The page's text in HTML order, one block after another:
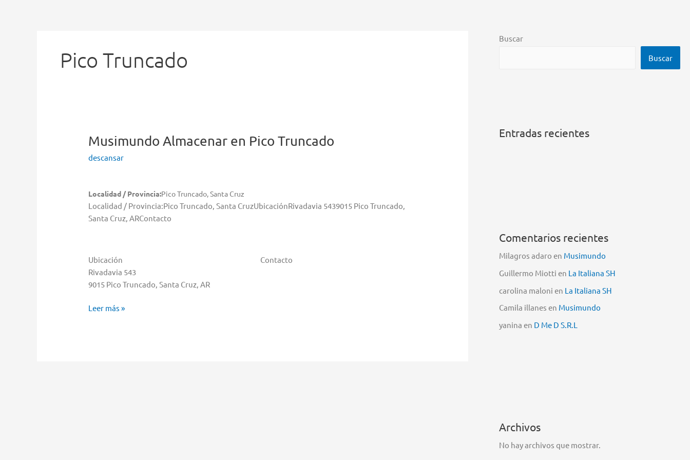
Pico Truncado
MusimundoAlmacenar en Pico Truncado
descansar
Localidad / Provincia:Pico Truncado, Santa Cruz
Localidad / Provincia:Pico Truncado, Santa CruzUbicaciónRivadavia 5439015 Pico Truncado,
Santa Cruz, ARContacto
Ubicación
Rivadavia 543
9015 Pico Truncado, Santa Cruz, AR
Contacto
Musimundo
Leer más »
Buscar
Buscar
Entradas recientes
Comentarios recientes
Milagros adaro en Musimundo
Guillermo Miotti en La Italiana SH
carolina maloni en La Italiana SH
Camila illanes en Musimundo
yanina en D Me D S.R.L
Archivos
No hay archivos que mostrar.